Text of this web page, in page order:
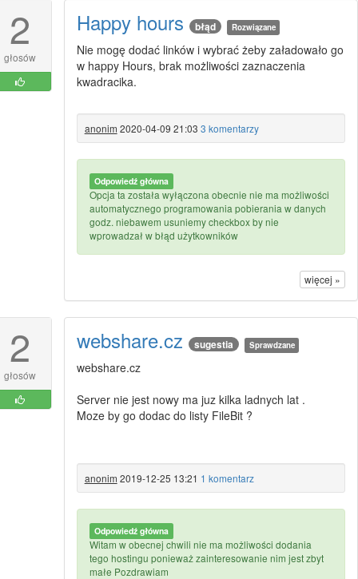
2
głosów
Happy hours błąd Rozwiązane
Nie mogę dodać linków i wybrać żeby załadowało go
w happy Hours, brak możliwości zaznaczenia
kwadracika.
anonim 2020-04-09 21:03 3 komentarzy
Odpowiedź główna
Opcja ta została wyłączona obecnie nie ma możliwości
automatycznego programowania pobierania w danych
godz. niebawem usuniemy checkbox by nie
wprowadzał w błąd użytkowników
więcej »
2
głosów
webshare.cz sugestia Sprawdzane
webshare.cz
Server nie jest nowy ma juz kilka ladnych lat .
Moze by go dodac do listy FileBit ?
anonim 2019-12-25 13:21 1 komentarz
Odpowiedź główna
Witam w obecnej chwili nie ma możliwości dodania
tego hostingu ponieważ zainteresowanie nim jest zbyt
małe Pozdrawiam